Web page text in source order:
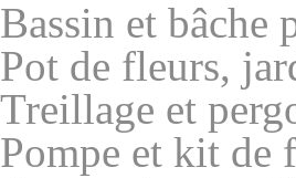
Bassin et bâche
Pot de fleurs,
Treillage et
Pompe et kit de